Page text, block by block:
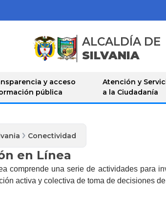
ALCALDÍA DE
SILVANIA
y acceso
pública
Atención y
a la Ciudadanía
Conectividad
en Línea
comprende una serie de actividades para
activa y colectiva de toma de decisiones